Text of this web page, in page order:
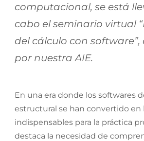
computacional, se está
cabo el seminario virtual
del cálculo con
por nuestra AIE.
En una era donde los softwares
estructural se han convertido en
indispensables para la práctica
destaca la necesidad de